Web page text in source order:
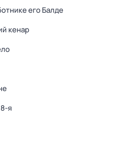
его Балде
кенар
я